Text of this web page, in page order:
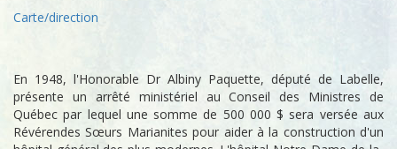
Carte/direction
En 1948, l'Honorable Dr Albiny Paquette, député de Labelle,
présente un arrêté ministériel au Conseil des Ministres de
Québec par lequel une somme de 500 000 $ sera versée aux
Révérendes Sœurs Marianites pour aider à la construction d'un